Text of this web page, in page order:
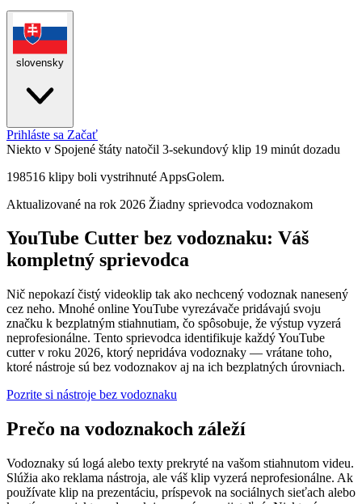
slovensky
Prihláste sa Začať
Niekto v Spojené štáty natočil 3-sekundový klip 19 minút dozadu
198516 klipy boli vystrihnuté AppsGolem.
Aktualizované na rok 2026 Žiadny sprievodca vodoznakom
YouTube Cutter bez vodoznaku: Váš
kompletný sprievodca
Nič nepokazí čistý videoklip tak ako nechcený vodoznak nanesený
cez neho. Mnohé online YouTube vyrezávače pridávajú svoju
značku k bezplatným stiahnutiam, čo spôsobuje, že výstup vyzerá
neprofesionálne. Tento sprievodca identifikuje každý YouTube
cutter v roku 2026, ktorý nepridáva vodoznaky — vrátane toho,
ktoré nástroje sú bez vodoznakov aj na ich bezplatných úrovniach.
Pozrite si nástroje bez vodoznaku
Prečo na vodoznakoch záleží
Vodoznaky sú logá alebo texty prekryté na vašom stiahnutom videu.
Slúžia ako reklama nástroja, ale váš klip vyzerá neprofesionálne. Ak
používate klip na prezentáciu, príspevok na sociálnych sieťach alebo